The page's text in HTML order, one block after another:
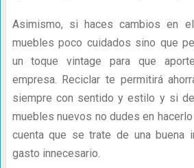
Asimismo, si haces cambios en
muebles poco cuidados sino que
un toque vintage para que
empresa. Reciclar te permitirá
siempre con sentido y estilo y si
muebles nuevos no dudes en
cuenta que se trate de una buena
gasto innecesario.